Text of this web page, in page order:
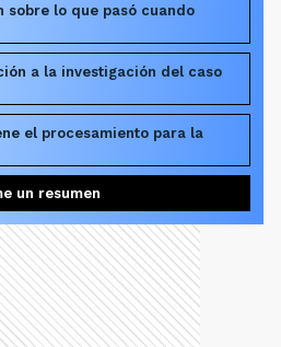
sobre lo que pasó cuando
a la investigación del caso
el procesamiento para la
un resumen